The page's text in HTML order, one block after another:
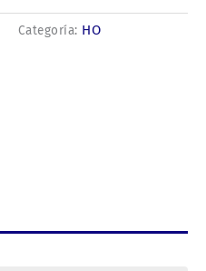
Categoría: HO